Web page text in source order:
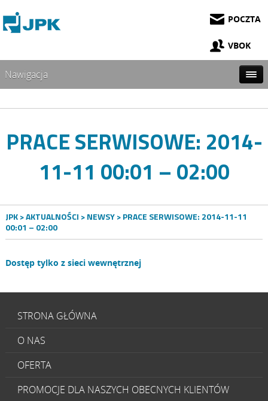
POCZTA
VBOK
Nawigacja
PRACE SERWISOWE: 2014-
11-11 00:01 – 02:00
JPK>AKTUALNOŚCI >NEWSY> PRACE SERWISOWE: 2014-11-11
00:01 – 02:00
Dostęp tylko z sieci wewnętrznej
STRONA GŁÓWNA
O NAS
OFERTA
PROMOCJE DLA NASZYCH OBECNYCH KLIENTÓW